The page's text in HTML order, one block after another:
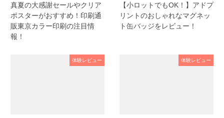
真夏の大感謝セールやクリア
ポスターがおすすめ！印刷通
販東京カラー印刷の注目情
報！
【小ロットでもOK！】アドプ
リントのおしゃれなマグネッ
ト缶バッジをレビュー！
体験レビュー 体験レビュー